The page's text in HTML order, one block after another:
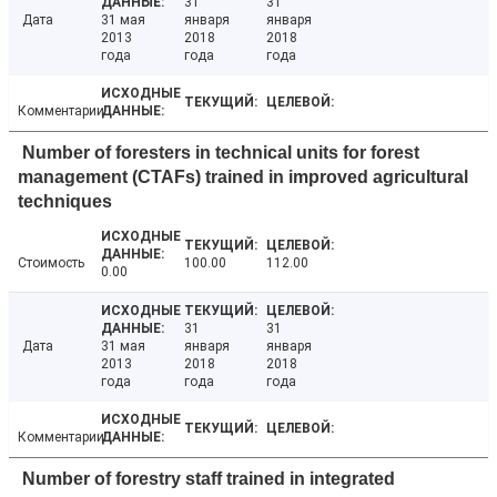
Дата
31 мая
2013
года
января
2018
года
января
2018
года
Комментарии
Number of foresters in technical units for forest
management (CTAFs) trained in improved agricultural
techniques
Стоимость
0.00
100.00 112.00
Дата
31 мая
2013
года
31
января
2018
года
31
января
2018
года
Комментарии
Number of forestry staff trained in integrated